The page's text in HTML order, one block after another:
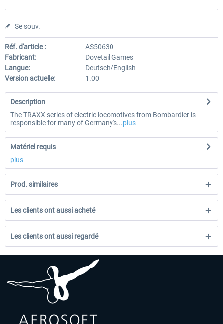
Se souv.
Réf. d'article :
AS50630
Fabricant:
Dovetail Games
Langue:
Deutsch/English
Version actuelle:
1.00
Description
The TRAXX series of electric locomotives from Bombardier is
responsible for many of Germany's...plus
Matériel requis
plus
Prod. similaires
Les clients ont aussi acheté
Les clients ont aussi regardé